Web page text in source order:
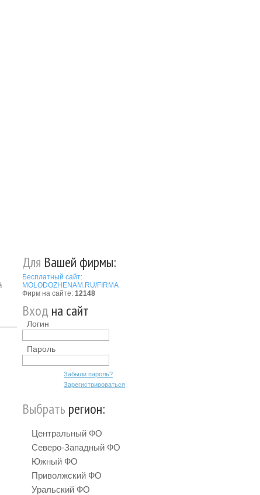
Для Вашей фирмы:
Бесплатный сайт:
MOLODOZHENAM.RU/FIRMA
Фирм на сайте: 12148
Вход на сайт
Логин
Пароль
Забыли пароль?
Зарегистрироваться
Выбрать регион:
Центральный ФО
Северо-Западный ФО
Южный ФО
Приволжский ФО
Уральский ФО